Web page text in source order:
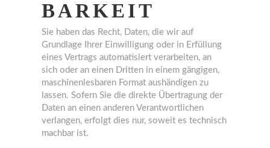
BARKEIT
Sie haben das Recht, Daten, die wir auf
Grundlage Ihrer Einwilligung oder in Erfüllung
eines Vertrags automatisiert verarbeiten, an
sich oder an einen Dritten in einem gängigen,
maschinenlesbaren Format aushändigen zu
lassen. Sofern Sie die direkte Übertragung der
Daten an einen anderen Verantwortlichen
verlangen, erfolgt dies nur, soweit es technisch
machbar ist.